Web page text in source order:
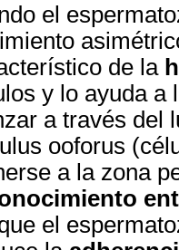
el
de la
y lo ayuda a
a través del
ooforus
a la zona
el